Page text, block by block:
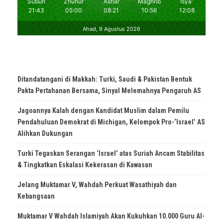
Ditandatangani di Makkah: Turki, Saudi & Pakistan Bentuk
Pakta Pertahanan Bersama, Sinyal Melemahnya Pengaruh AS
Jagoannya Kalah dengan Kandidat Muslim dalam Pemilu
Pendahuluan Demokrat di Michigan, Kelompok Pro-‘Israel’ AS
Alihkan Dukungan
Turki Tegaskan Serangan ‘Israel’ atas Suriah Ancam Stabilitas
& Tingkatkan Eskalasi Kekerasan di Kawasan
Jelang Muktamar V, Wahdah Perkuat Wasathiyah dan
Kebangsaan
Muktamar V Wahdah Islamiyah Akan Kukuhkan 10.000 Guru Al-